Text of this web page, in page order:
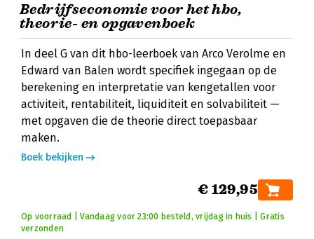
Bedrijfseconomie voor het hbo,
theorie- en opgavenboek
In deel G van dit hbo-leerboek van Arco Verolme en
Edward van Balen wordt specifiek ingegaan op de
berekening en interpretatie van kengetallen voor
activiteit, rentabiliteit, liquiditeit en solvabiliteit —
met opgaven die de theorie direct toepasbaar
maken.
Boek bekijken
€ 129,95
Op voorraad | Vandaag voor 23:00 besteld, vrijdag in huis | Gratis
verzonden